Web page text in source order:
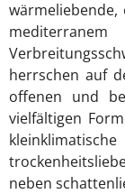
herrschen auf
offenen und
vielfältigen
neben